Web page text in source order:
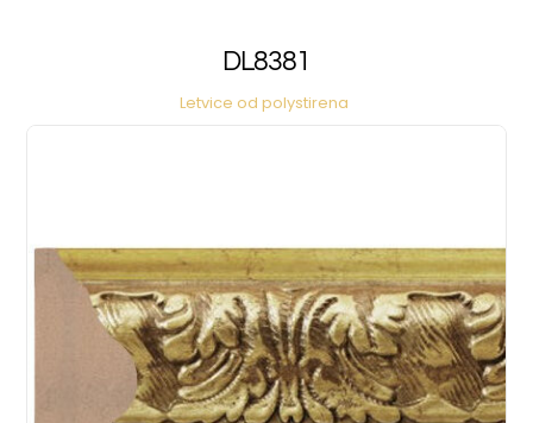
DL8381
Letvice od polystirena